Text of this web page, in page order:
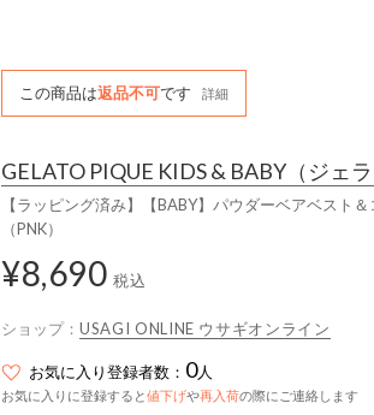
この商品は返品不可です 詳細
GELATO PIQUE KIDS & BABY（ジェ
【ラッピング済み】【BABY】パウダーベアベスト
（PNK）
¥8,690 税込
ショップ： USAGI ONLINE ウサギオンライン
お気に入り登録者数： 0人
お気に入りに登録すると値下げや再入荷の際にご連絡します